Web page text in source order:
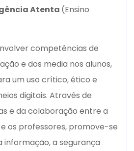
Atenta (Ensino
competências de
e dos media nos alunos,
um uso crítico, ético e
digitais. Através de
e da colaboração entre a
os professores, promove-se
informação, a segurança